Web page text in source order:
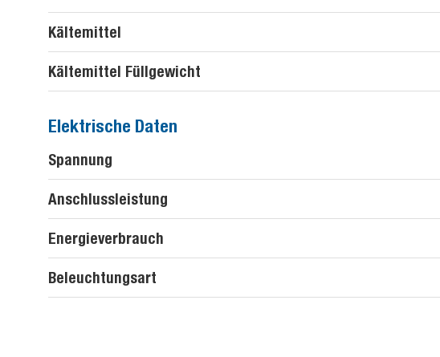
Kältemittel
Kältemittel Füllgewicht
Elektrische Daten
Spannung
Anschlussleistung
Energieverbrauch
Beleuchtungsart